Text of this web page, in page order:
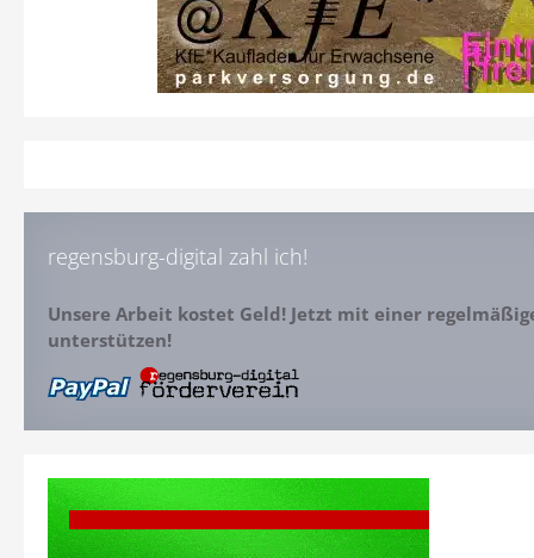
regensburg-digital zahl ich!
Unsere Arbeit kostet Geld! Jetzt mit einer
unterstützen!